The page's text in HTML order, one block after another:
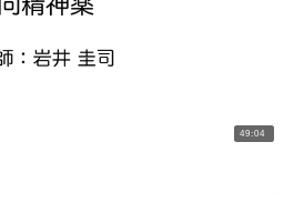
49:04